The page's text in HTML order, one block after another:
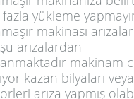
yükleme
makinası
arızalardan
makinam
kazan bilyaları veya
arıza yapmış